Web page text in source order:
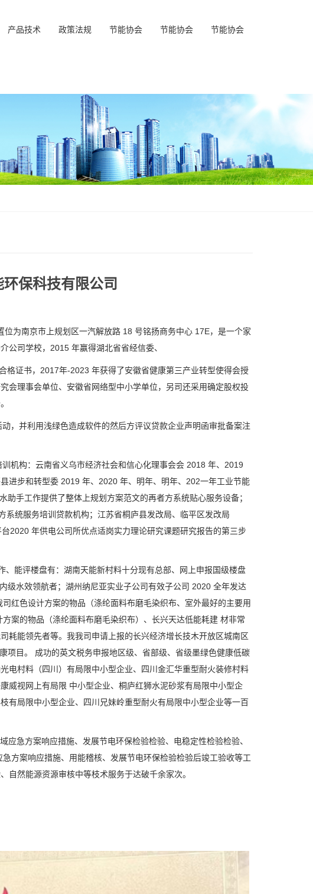
产品技术 政策法规 节能协会 节能协会 节能协会
保科技有限公司
为南京市上规划区一汽解放路 18 号铭扬商务中心 17E，是一个家
公司学校，2015 年赢得湖北省省经信委、
证书，2017年-2023 年获得了安徽省健康第三产业转型使得会授
会理事会单位、安徽省网络型中小学单位，另司还采用确定股权投
，并利用浅绿色造成软件的然后方评议贷款企业声明函审批备案注
机构：云南省义乌市经济社会和信心化理事会会 2018 年、2019
进步和转型委 2019 年、2020 年、明年、明年、202一年工业节能
手工作提供了整体上规划方案范文的再者方系统贴心服务设备；
统服务培训贷款机构；江苏省桐庐县发改局、临平区发改局
2020 年供电公司所优点适岗实力理论研究课题研究报告的第三步
能评楼盘有：湖南天能新村料十分现有总部、网上申报国级楼盘
级水效领航者；湖州纳尼亚实业子公司有效子公司 2020 全年发达
红色设计方案的物品（涤纶面料布磨毛染织布、室外最好的主要用
案的物品（涤纶面料布磨毛染织布）、长兴天达低能耗建 材非常
耗能领先者等。我我司申请上报的长兴经济增长技木开放区城南区
目。 成功的英文税务申报地区级、省部级、省级墨绿色健康低碳
电村料（四川）有局限中小型企业、四川金汇华重型耐火装修村料
威视网上有局限 中小型企业、桐庐红狮水泥砂浆有局限中小型企
有局限中小型企业、四川兄妹岭重型耐火有局限中小型企业等一百
急方案响应措施、发展节电环保检验检验、电稳定性检验检验、
方案响应措施、用能稽核、发展节电环保检验检验后竣工验收等工
自然能源资源审核中等枝术服务于达破千余家次。